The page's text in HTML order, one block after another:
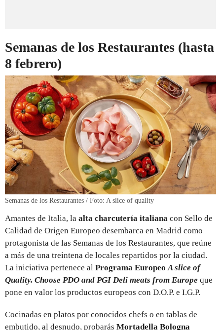
Semanas de los Restaurantes (hasta
8 febrero)
Semanas de los Restaurantes / Foto: A slice of quality
Amantes de Italia, la alta charcutería italiana con Sello de
Calidad de Origen Europeo desembarca en Madrid como
protagonista de las Semanas de los Restaurantes, que reúne
a más de una treintena de locales repartidos por la ciudad.
La iniciativa pertenece al Programa Europeo A slice of
Quality. Choose PDO and PGI Deli meats from Europe que
pone en valor los productos europeos con D.O.P. e I.G.P.
Cocinadas en platos por conocidos chefs o en tablas de
embutido, al desnudo, probarás Mortadella Bologna